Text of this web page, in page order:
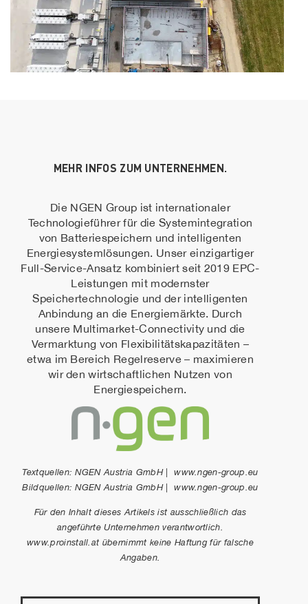
MEHR INFOS ZUM UNTERNEHMEN.
Die NGEN Group ist internationaler
Technologieführer für die Systemintegration
von Batteriespeichern und intelligenten
Energiesystemlösungen. Unser einzigartiger
Full-Service-Ansatz kombiniert seit 2019 EPC-
Leistungen mit modernster
Speichertechnologie und der intelligenten
Anbindung an die Energiemärkte. Durch
unsere Multimarket-Connectivity und die
Vermarktung von Flexibilitätskapazitäten –
etwa im Bereich Regelreserve – maximieren
wir den wirtschaftlichen Nutzen von
Energiespeichern.
Textquellen: NGEN Austria GmbH | www.ngen-group.eu
Bildquellen: NGEN Austria GmbH | www.ngen-group.eu
Für den Inhalt dieses Artikels ist ausschließlich das
angeführte Unternehmen verantwortlich.
www.proinstall.at übernimmt keine Haftung für falsche
Angaben.